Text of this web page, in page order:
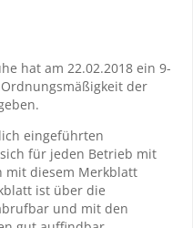
hat am 22.02.2018 ein 9-
der
eingeführten
für jeden Betrieb mit
mit diesem Merkblatt
ist über die
und mit den